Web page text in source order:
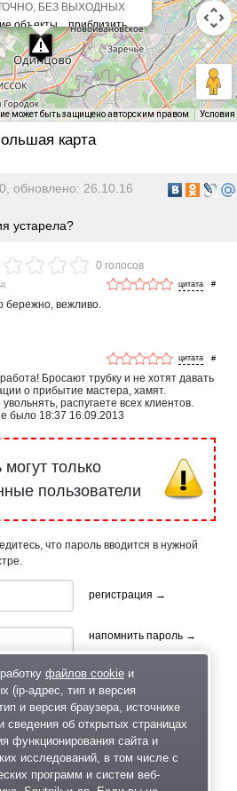
БЕЗ ВЫХОДНЫХ
может быть защищено авторским правом Условия
обновлено: 26.10.16
устарела?
0 голосов
#
бережно, вежливо.
#
Бросают трубку и не хотят давать
о прибытие мастера, хамят.
распугаете всех клиентов.
было 18:37 16.09.2013
только
пользователи
что пароль вводится в нужной
регистрация →
напомнить пароль →
используя профиль в:
файлов cookieи
(ip-адрес, тип и версия
и версия браузера, источнике
сведения об открытых страницах
функционирования сайта и
исследований, в том числе с
программ и систем веб-